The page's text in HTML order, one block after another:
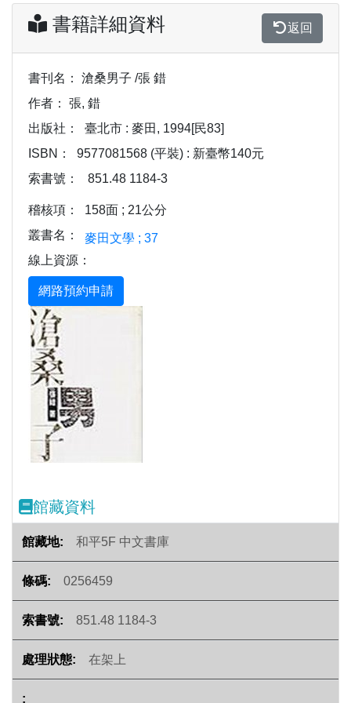
書籍詳細資料 返回
書刊名：
滄桑男子 /張 錯
作者：
張, 錯
出版社：
臺北市 : 麥田, 1994[民83]
ISBN：
9577081568 (平裝) : 新臺幣140元
索書號：
851.48 1184-3
稽核項：
158面 ; 21公分
叢書名：
麥田文學 ; 37
線上資源：
Previous
館藏資料
和平5F 中文書庫
0256459
851.48 1184-3
在架上